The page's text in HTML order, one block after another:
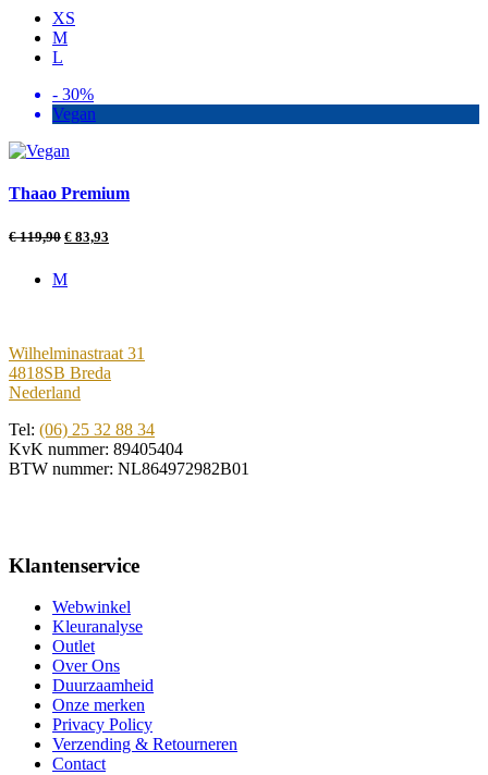
XS
M
L
- 30%
Vegan
Thaao Premium
€119,90 € 83,93
M
Wilhelminastraat 31
4818SB Breda
Nederland
Tel: (06) 25 32 88 34
KvK nummer: 89405404
BTW nummer: NL864972982B01
Klantenservice
Webwinkel
Kleuranalyse
Outlet
Over Ons
Duurzaamheid
Onze merken
Privacy Policy
Verzending & Retourneren
Contact